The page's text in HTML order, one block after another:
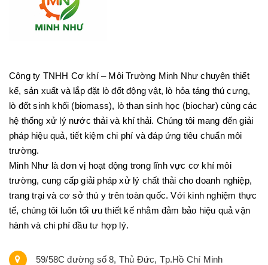
Công ty TNHH Cơ khí – Môi Trường Minh Như chuyên thiết
kế, sản xuất và lắp đặt lò đốt động vật, lò hỏa táng thú cưng,
lò đốt sinh khối (biomass), lò than sinh học (biochar) cùng các
hệ thống xử lý nước thải và khí thải. Chúng tôi mang đến giải
pháp hiệu quả, tiết kiệm chi phí và đáp ứng tiêu chuẩn môi
trường.
Minh Như là đơn vị hoạt động trong lĩnh vực cơ khí môi
trường, cung cấp giải pháp xử lý chất thải cho doanh nghiệp,
trang trại và cơ sở thú y trên toàn quốc. Với kinh nghiệm thực
tế, chúng tôi luôn tối ưu thiết kế nhằm đảm bảo hiệu quả vận
hành và chi phí đầu tư hợp lý.
59/58C đường số 8, Thủ Đức, Tp.Hồ Chí Minh